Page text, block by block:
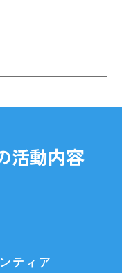
活動内容
ティア